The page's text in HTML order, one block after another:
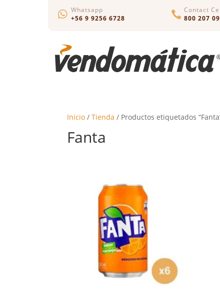
 Whatsapp
+56 9 9256 6728
 Contact
800 207
Inicio /Tienda / Productos etiquetados
Fanta